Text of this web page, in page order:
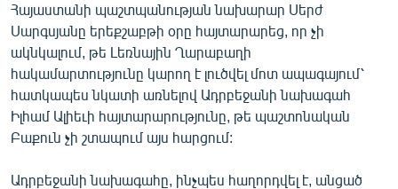
ՊԱՏԵՐԱԶՄԻ 6 ՇԱԲԱԹՆԵՐԸ
ՏԱՐԱԾԱՇՐՋԱՆ
ՄԻՋԱԶԳԱՅԻՆ
ՄՇԱԿՈՒՅԹ
ՍՊՈՐՏ
ՄԵԿՆԱԲԱՆՈՒԹՅՈՒՆ
Հայաստանի պաշտպանության նախարար Սերժ
Սարգսյանը երեքշաբթի օրը հայտարարեց, որ չի
ակնկալում, թե Լեռնային Ղարաբաղի
հակամարտությունը կարող է լուծվել մոտ ապագայում՝
հատկապես նկատի առնելով Ադրբեջանի նախագահ
Իլհամ Ալիեւի հայտարարությունը, թե պաշտոնական
Բաքուն չի շտապում այս հարցում:
Ադրբեջանի նախագահը, ինչպես հաղորդվել է, անցած